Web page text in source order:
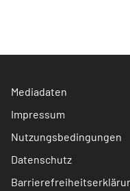
Mediadaten
Impressum
Nutzungsbedingungen
Datenschutz